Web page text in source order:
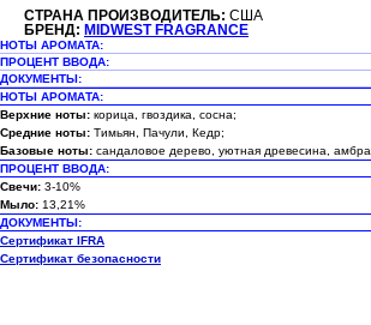
СТРАНА ПРОИЗВОДИТЕЛЬ: США
БРЕНД: MIDWEST FRAGRANCE
НОТЫ АРОМАТА:
ПРОЦЕНТ ВВОДА:
ДОКУМЕНТЫ:
НОТЫ АРОМАТА:
Верхние ноты: корица, гвоздика, сосна;
Средние ноты: Тимьян, Пачули, Кедр;
Базовые ноты: сандаловое дерево, уютная древесина, амбра.
ПРОЦЕНТ ВВОДА:
Свечи: 3-10%
Мыло: 13,21%
ДОКУМЕНТЫ:
Сертификат IFRA
Сертификат безопасности